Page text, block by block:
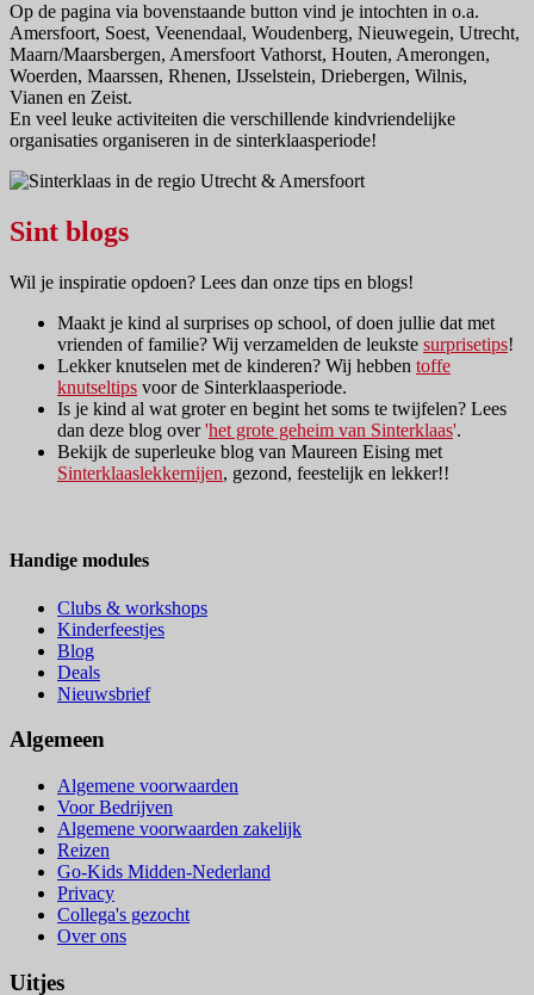
Op de pagina via bovenstaande button vind je intochten in o.a.
Amersfoort, Soest, Veenendaal, Woudenberg, Nieuwegein, Utrecht,
Maarn/Maarsbergen, Amersfoort Vathorst, Houten, Amerongen,
Woerden, Maarssen, Rhenen, IJsselstein, Driebergen, Wilnis,
Vianen en Zeist.
En veel leuke activiteiten die verschillende kindvriendelijke
organisaties organiseren in de sinterklaasperiode!
Sint blogs
Wil je inspiratie opdoen? Lees dan onze tips en blogs!
Maakt je kind al surprises op school, of doen jullie dat met
vrienden of familie? Wij verzamelden de leukste surprisetips!
Lekker knutselen met de kinderen? Wij hebben toffe
knutseltips voor de Sinterklaasperiode.
Is je kind al wat groter en begint het soms te twijfelen? Lees
dan deze blog over'het grote geheim van Sinterklaas'.
Bekijk de superleuke blog van Maureen Eising met
Sinterklaaslekkernijen, gezond, feestelijk en lekker!!
Handige modules
Clubs & workshops
Kinderfeestjes
Blog
Deals
Nieuwsbrief
Algemeen
Algemene voorwaarden
Voor Bedrijven
Algemene voorwaarden zakelijk
Reizen
Go-Kids Midden-Nederland
Privacy
Collega's gezocht
Over ons
Uitjes